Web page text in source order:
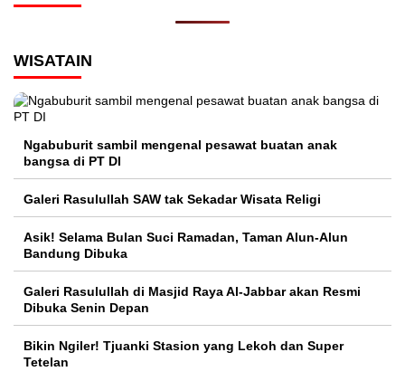
WISATAIN
Ngabuburit sambil mengenal pesawat buatan anak
bangsa di PT DI
Galeri Rasulullah SAW tak Sekadar Wisata Religi
Asik! Selama Bulan Suci Ramadan, Taman Alun-Alun
Bandung Dibuka
Galeri Rasulullah di Masjid Raya Al-Jabbar akan Resmi
Dibuka Senin Depan
Bikin Ngiler! Tjuanki Stasion yang Lekoh dan Super
Tetelan